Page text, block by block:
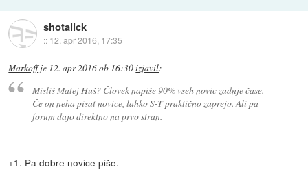
shotalick
:: 12. apr 2016, 17:35
Markoffje 12. apr 2016 ob 16:30izjavil:
Misliš Matej Huš? Človek napiše 90% vseh novic zadnje čase.
Če on neha pisat novice, lahko S-T praktično zaprejo. Ali pa
forum dajo direktno na prvo stran.
+1. Pa dobre novice piše.